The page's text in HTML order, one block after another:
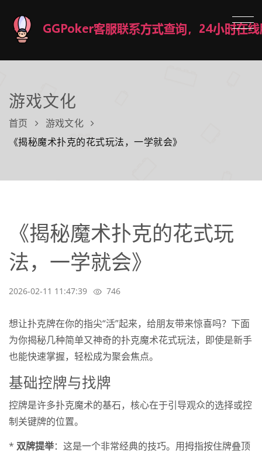
游戏文化
首页
游戏文化
《揭秘魔术扑克的花式玩法，一学就会》
《揭秘魔术扑克的花式玩
法，一学就会》
2026-02-11 11:47:39 746
想让扑克牌在你的指尖“活”起来，给朋友带来惊喜吗？下面
为你揭秘几种简单又神奇的扑克魔术花式玩法，即使是新手
也能快速掌握，轻松成为聚会焦点。
基础控牌与找牌
控牌是许多扑克魔术的基石，核心在于引导观众的选择或控
制关键牌的位置。
* 双牌提举：这是一个非常经典的技巧。用拇指按住牌叠顶